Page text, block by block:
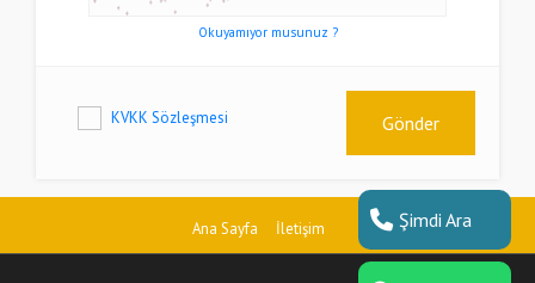
Okuyamıyor musunuz ?
KVKK Sözleşmesi Gönder
Ana Sayfa İletişim Şimdi Ara